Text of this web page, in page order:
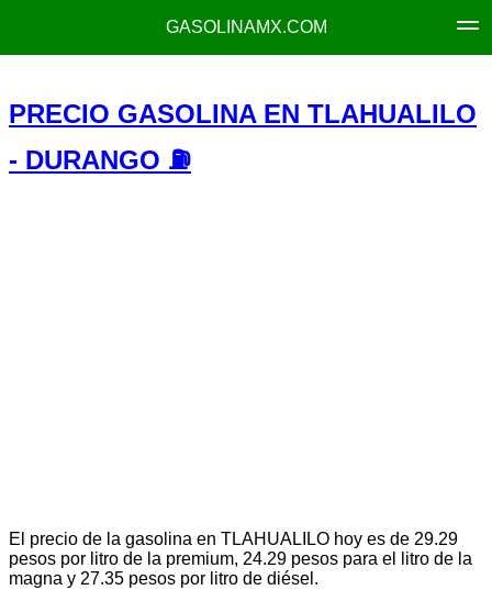
GASOLINAMX.COM
PRECIO GASOLINA EN TLAHUALILO
- DURANGO ⛽
El precio de la gasolina en TLAHUALILO hoy es de 29.29
pesos por litro de la premium, 24.29 pesos para el litro de la
magna y 27.35 pesos por litro de diésel.